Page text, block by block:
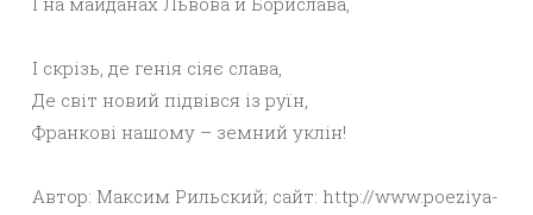
І скрізь, де генія сіяє слава,
Де світ новий підвівся із руїн,
Франкові нашому – земний уклін!
Автор: Максим Рильский; сайт: http://www.poeziya-